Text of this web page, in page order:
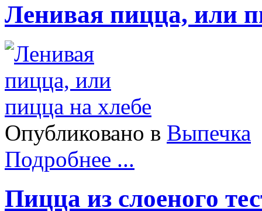
Ленивая пицца, или
Опубликовано в Выпечка
Подробнее ...
Пицца из слоеного